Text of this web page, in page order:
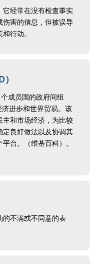
经常在没有检查事实
害的信息，但被误导
行动。
成员国的政府间组
进步和世界贸易。该
和市场经济，为比较
良好做法以及协调其
台。（维基百科）。
不满或不同意的表